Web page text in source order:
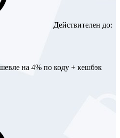
Действителен до:
на 4% по коду + кешбэк